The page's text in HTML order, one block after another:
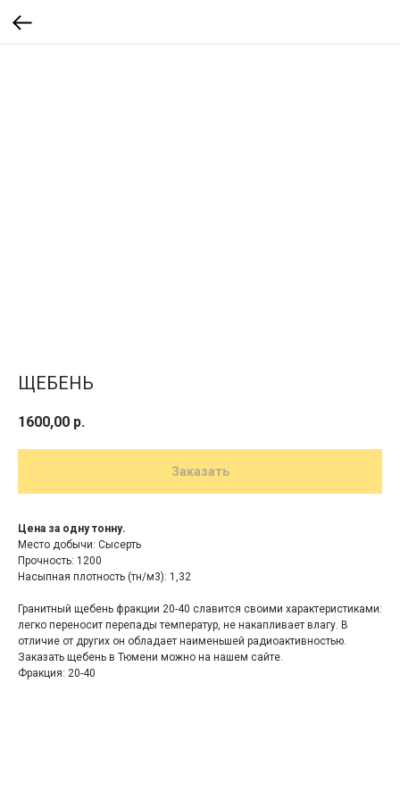
ЩЕБЕНЬ
1600,00 р.
Заказать
Цена за одну тонну.
Место добычи: Сысерть
Прочность: 1200
Насыпная плотность (тн/м3): 1,32
Гранитный щебень фракции 20-40 славится своими характеристиками:
легко переносит перепады температур, не накапливает влагу. В
отличие от других он обладает наименьшей радиоактивностью.
Заказать щебень в Тюмени можно на нашем сайте.
Фракция: 20-40